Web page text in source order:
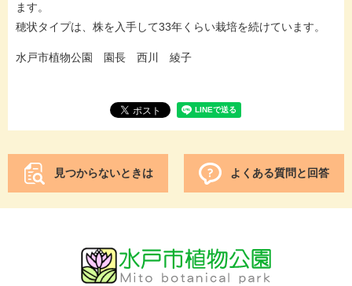
ます。
穂状タイプは、株を入手して33年くらい栽培を続けています。
水戸市植物公園 園長 西川 綾子
見つからないときは よくある質問と回答